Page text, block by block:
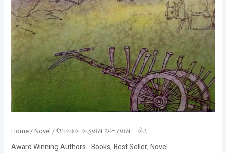
Home/Novel / ઉપરવાસ સહવાસ અંતરવાસ – સેટ
Award Winning Authors - Books,Best Seller,Novel